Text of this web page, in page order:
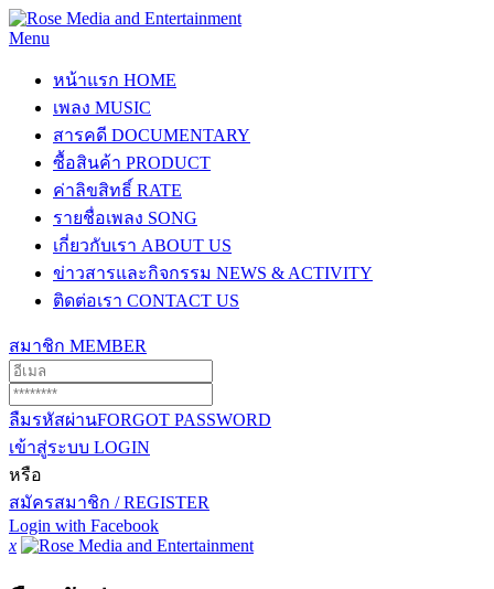
Menu
หน้าแรก HOME
เพลง MUSIC
สารคดี DOCUMENTARY
ซื้อสินค้า PRODUCT
ค่าลิขสิทธิ์ RATE
รายชื่อเพลง SONG
เกี่ยวกับเรา ABOUT US
ข่าวสารและกิจกรรม NEWS & ACTIVITY
ติดต่อเรา CONTACT US
สมาชิก MEMBER
ลืมรหัสผ่านFORGOT PASSWORD
เข้าสู่ระบบ LOGIN
หรือ
สมัครสมาชิก / REGISTER
Login with Facebook
x